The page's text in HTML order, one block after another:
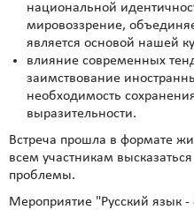
национальной
мировоззрение,
является основой нашей
влияние современных
заимствование
необходимость
выразительности.
Встреча прошла в формате
всем участникам
проблемы.
Мероприятие "Русский язык